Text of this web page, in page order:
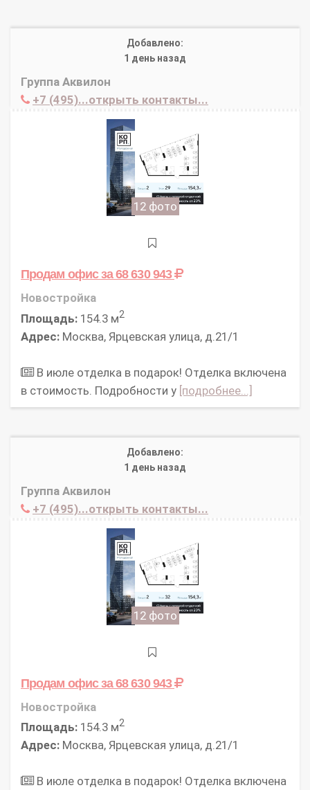
Добавлено:
1 день назад
Группа Аквилон
+7 (495)...открыть контакты...
12 фото
Продам офисза 68 630 943
Новостройка
Площадь: 154.3 м2
Адрес: Москва, Ярцевская улица, д.21/1
В июле отделка в подарок! Отделка включена
в стоимость. Подробности у [подробнее...]
Добавлено:
1 день назад
Группа Аквилон
+7 (495)...открыть контакты...
12 фото
Продам офисза 68 630 943
Новостройка
Площадь: 154.3 м2
Адрес: Москва, Ярцевская улица, д.21/1
В июле отделка в подарок! Отделка включена